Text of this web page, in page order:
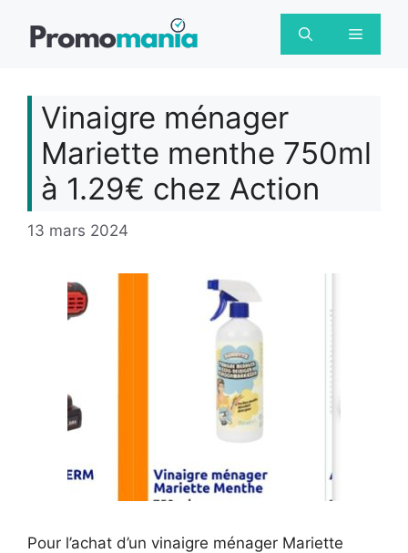
Menu
Vinaigre ménager
Mariette menthe 750ml
à 1.29€ chez Action
13 mars 2024
Pour l’achat d’un vinaigre ménager Mariette